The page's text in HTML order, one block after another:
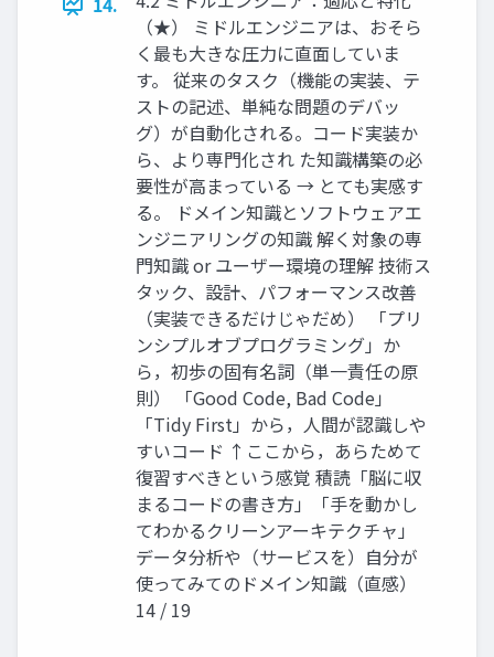
（★） ミドルエンジニアは、おそら
く最も大きな圧力に直面していま
す。 従来のタスク（機能の実装、テ
ストの記述、単純な問題のデバッ
グ）が自動化される。コード実装か
ら、より専門化され た知識構築の必
要性が高まっている → とても実感す
る。 ドメイン知識とソフトウェアエ
ンジニアリングの知識 解く対象の専
門知識 or ユーザー環境の理解 技術ス
タック、設計、パフォーマンス改善
（実装できるだけじゃだめ） 「プリ
ンシプルオブプログラミング」か
ら，初歩の固有名詞（単一責任の原
則） 「Good Code, Bad Code」
「Tidy First」から，人間が認識しや
すいコード ↑ここから，あらためて
復習すべきという感覚 積読「脳に収
まるコードの書き方」「手を動かし
てわかるクリーンアーキテクチャ」
データ分析や（サービスを）自分が
使ってみてのドメイン知識（直感）
14 / 19